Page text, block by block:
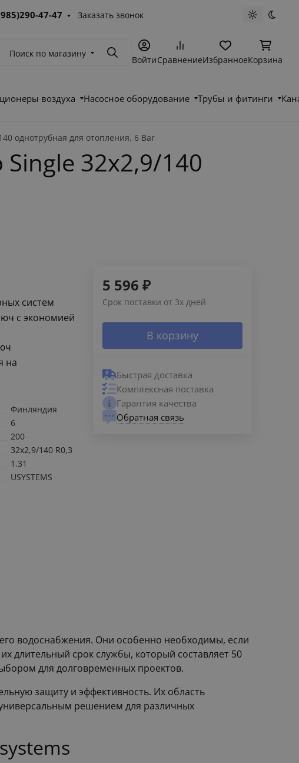
47-47 Заказать звонок Светлая
Поиск по магазину ПоискВойтиСравнениеИзбранноеКорзина
воздуха Насосное оборудование Трубы и фитинги
однотрубная для отопления, 6 Bar
32x2,9/140
систем
с экономией
на
Финляндия
6
200
32x2,9/140 R0,3
1.31
USYSTEMS
5 596 ₽
Срок поставки от 3х дней
В корзину
Быстрая доставка
Комплексная поставка
Гарантия качества
Обратная связь
водоснабжения. Они особенно необходимы, если
длительный срок службы, который составляет 50
для долговременных проектов.
защиту и эффективность. Их область
решением для различных